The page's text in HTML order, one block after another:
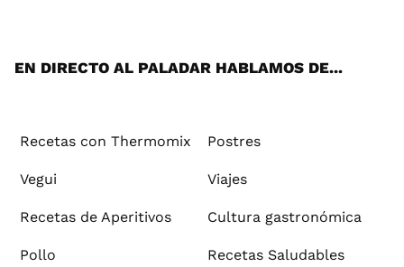
EN DIRECTO AL PALADAR HABLAMOS DE...
Recetas con Thermomix Postres
Vegui Viajes
Recetas de Aperitivos Cultura gastronómica
Pollo Recetas Saludables